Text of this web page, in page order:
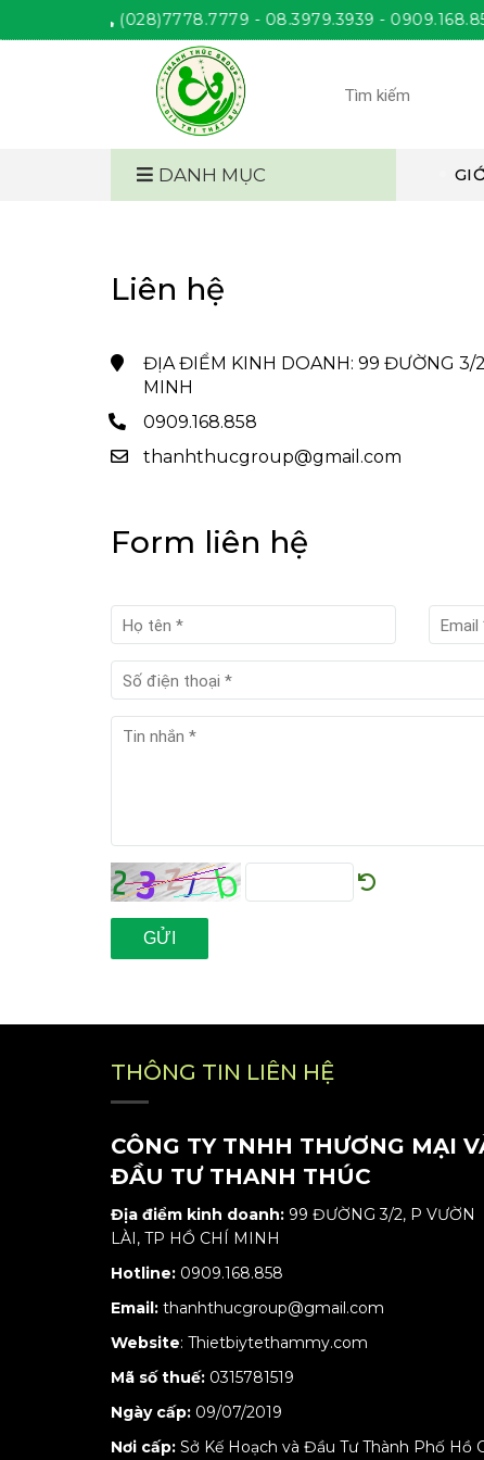
Liên hệ
ĐỊA ĐIỂM KINH DOANH: 99 ĐƯỜNG 3/
MINH
0909.168.858
thanhthucgroup@gmail.com
Form liên hệ
GỬI
(028)7778.7779 - 08.3979.3939 -
DANH MỤC
THÔNG TIN LIÊN HỆ
CÔNG TY TNHH THƯƠNG MẠI
ĐẦU TƯ THANH THÚC
Địa điểm kinh doanh: 99 ĐƯỜNG 3/2, P VƯỜN
LÀI, TP HỒ CHÍ MINH
Hotline: 0909.168.858
Email: thanhthucgroup@gmail.com
Website: Thietbiytethammy.com
Mã số thuế: 0315781519
Ngày cấp: 09/07/2019
Nơi cấp: Sở Kế Hoạch và Đầu Tư Thành Phố Hồ